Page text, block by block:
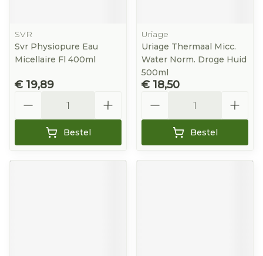
SVR
Svr Physiopure Eau
Micellaire Fl 400ml
€ 19,89
Bestel
Uriage
Uriage Thermaal Micc.
Water Norm. Droge Huid
500ml
€ 18,50
Bestel